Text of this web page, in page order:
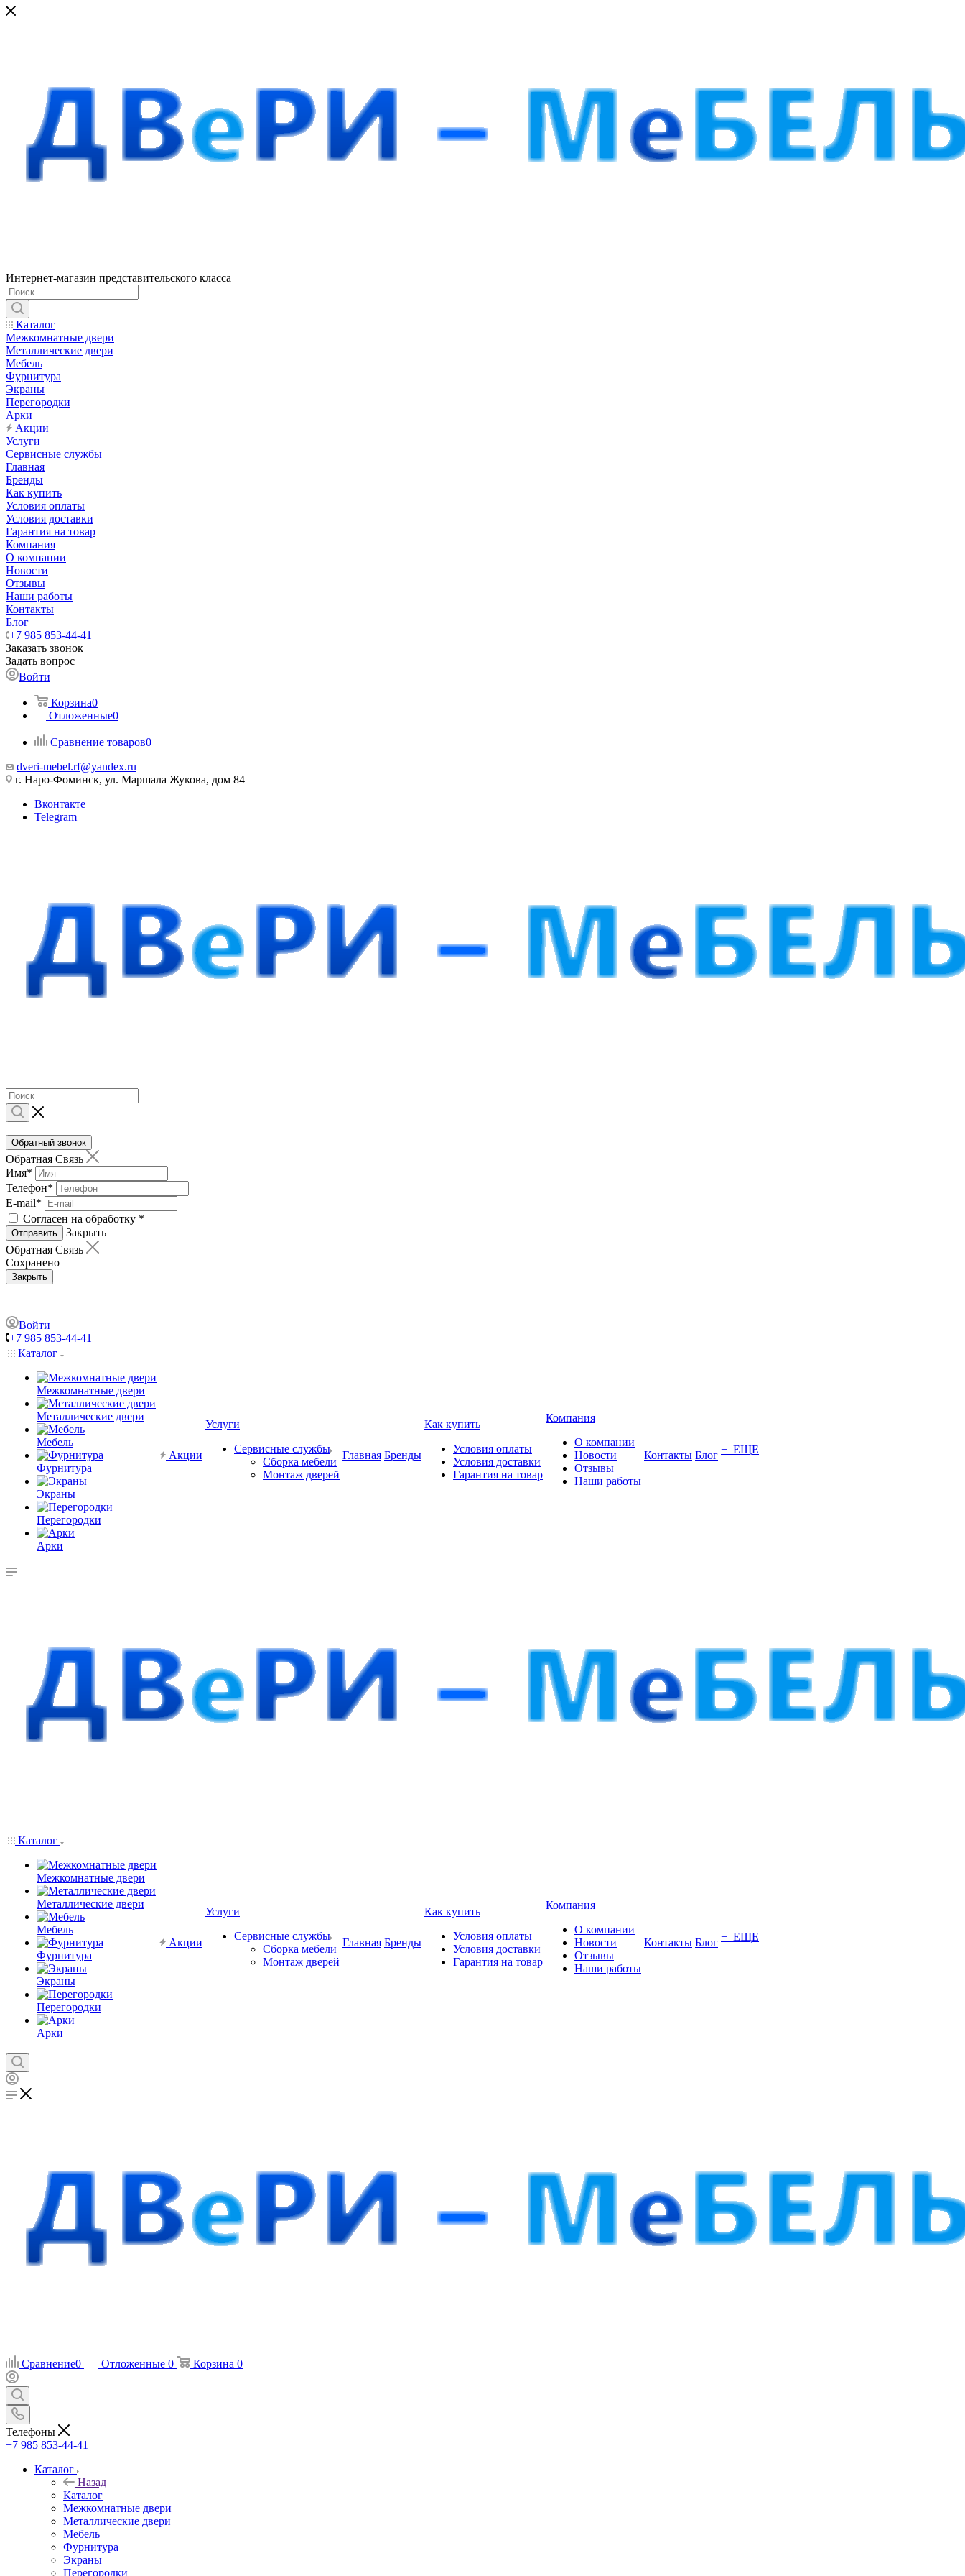
Интернет-магазин представительского класса
Каталог
Межкомнатные двери
Металлические двери
Мебель
Фурнитура
Экраны
Перегородки
Арки
Акции
Услуги
Сервисные службы
Главная
Бренды
Как купить
Условия оплаты
Условия доставки
Гарантия на товар
Компания
О компании
Новости
Отзывы
Наши работы
Контакты
Блог
+7 985 853-44-41
Заказать звонок
Задать вопрос
Войти
Корзина0
Отложенные0
Сравнение товаров0
dveri-mebel.rf@yandex.ru
г. Наро-Фоминск, ул. Маршала Жукова, дом 84
Вконтакте
Telegram
Обратный звонок
Обратная Связь
Имя*
Телефон*
E-mail*
Согласен на обработку *
Отправить
Закрыть
Обратная Связь
Сохранено
Закрыть
Войти
+7 985 853-44-41
Каталог
Межкомнатные двери
Металлические двери
Мебель
Фурнитура
Экраны
Перегородки
Арки
Акции
Услуги
Сервисные службы
Сборка мебели
Монтаж дверей
Главная Бренды
Как купить
Условия оплаты
Условия доставки
Гарантия на товар
Компания
О компании
Новости
Отзывы
Наши работы
Контакты Блог + ЕЩЕ
Каталог
Межкомнатные двери
Металлические двери
Мебель
Фурнитура
Экраны
Перегородки
Арки
Акции
Услуги
Сервисные службы
Сборка мебели
Монтаж дверей
Главная Бренды
Как купить
Условия оплаты
Условия доставки
Гарантия на товар
Компания
О компании
Новости
Отзывы
Наши работы
Контакты Блог + ЕЩЕ
Сравнение0 Отложенные 0 Корзина 0
Телефоны
+7 985 853-44-41
Каталог
Назад
Каталог
Межкомнатные двери
Металлические двери
Мебель
Фурнитура
Экраны
Перегородки